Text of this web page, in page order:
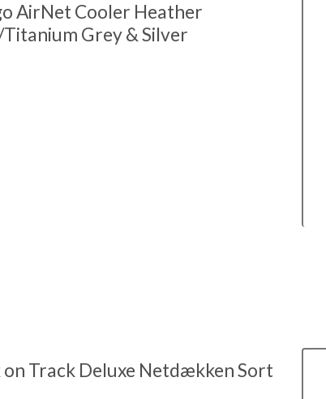
AirNet Cooler Heather
Grey & Silver
on Track Deluxe Netdækken Sort